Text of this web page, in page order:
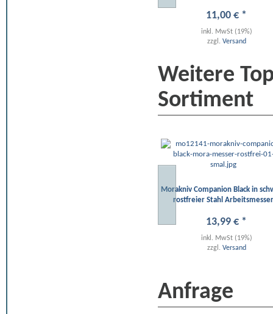
11,00 € *
inkl. MwSt (19%)
zzgl. Versand
Weitere
Sortiment
Morakniv Companion Black in
rostfreier Stahl Arbeitsmesser
13,99 € *
inkl. MwSt (19%)
zzgl. Versand
Anfrage